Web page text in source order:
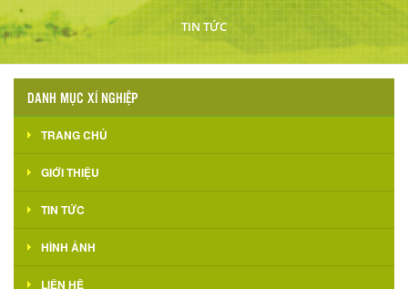
TIN TỨC
DANH MỤC XÍ NGHIỆP
TRANG CHỦ
GIỚI THIỆU
TIN TỨC
HÌNH ẢNH
LIÊN HỆ